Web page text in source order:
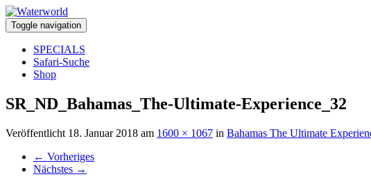
Toggle navigation
SPECIALS
Safari-Suche
Shop
SR_ND_Bahamas_The-Ultimate-Experience_32
Veröffentlicht 18. Januar 2018 am 1600 × 1067 in Bahamas The Ultimate
← Vorheriges
Nächstes →